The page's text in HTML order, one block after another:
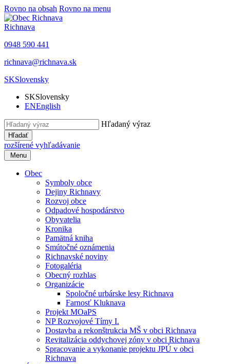
Rovno na obsah Rovno na menu
Richnava
0948 590 441
richnava@richnava.sk
SKSlovensky
SKSlovensky
ENEnglish
Hľadaný výraz
Hľadať
rozšírené vyhľadávanie
Menu
Obec
Symboly obce
Dejiny Richnavy
Rozvoj obce
Odpadové hospodárstvo
Obyvatelia
Kronika
Pamätná kniha
Smútočné oznámenia
Richnavské noviny
Fotogaléria
Obecný rozhlas
Organizácie
Spoločné urbárske lesy Richnava
Farnosť Kluknava
Projekt MOaPS
NP Rozvojové Tímy I.
Dostavba a rekonštrukcia MŠ v obci Richnava
Revitalizácia oddychovej zóny v obci Richnava
Spracovanie a vykonanie projektu JPÚ v obci
Richnava